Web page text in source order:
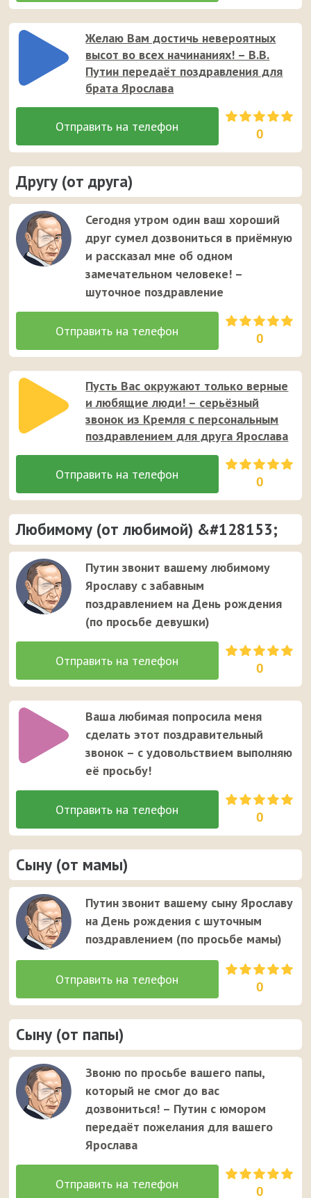
Желаю Вам достичь невероятных
высот во всех начинаниях! – В.В.
Путин передаёт поздравления для
брата Ярослава
0
Другу (от друга)
Сегодня утром один ваш хороший
друг сумел дозвониться в приёмную
и рассказал мне об одном
замечательном человеке! –
шуточное поздравление
0
Пусть Вас окружают только верные
и любящие люди! – серьёзный
звонок из Кремля с персональным
поздравлением для друга Ярослава
0
Любимому (от любимой) &#128153;
Путин звонит вашему любимому
Ярославу с забавным
поздравлением на День рождения
(по просьбе девушки)
0
Ваша любимая попросила меня
сделать этот поздравительный
звонок – с удовольствием выполняю
её просьбу!
0
Сыну (от мамы)
Путин звонит вашему сыну Ярославу
на День рождения с шуточным
поздравлением (по просьбе мамы)
0
Сыну (от папы)
Звоню по просьбе вашего папы,
который не смог до вас
дозвониться! – Путин с юмором
передаёт пожелания для вашего
Ярослава
0